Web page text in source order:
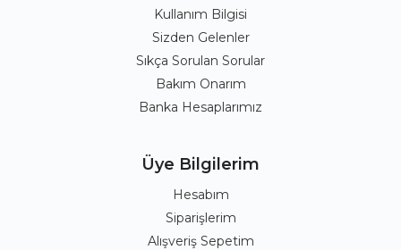
Kullanım Bilgisi
Sizden Gelenler
Sıkça Sorulan Sorular
Bakım Onarım
Banka Hesaplarımız
Üye Bilgilerim
Hesabım
Siparişlerim
Alışveriş Sepetim